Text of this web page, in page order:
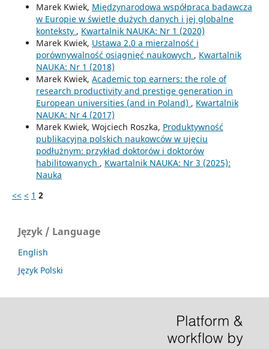
Marek Kwiek, Międzynarodowa współpraca badawcza
w Europie w świetle dużych danych i jej globalne
konteksty , Kwartalnik NAUKA: Nr 1 (2020)
Marek Kwiek, Ustawa 2.0 a mierzalność i
porównywalność osiągnięć naukowych , Kwartalnik
NAUKA: Nr 1 (2018)
Marek Kwiek, Academic top earners: the role of
research productivity and prestige generation in
European universities (and in Poland) , Kwartalnik
NAUKA: Nr 4 (2017)
Marek Kwiek, Wojciech Roszka, Produktywność
publikacyjna polskich naukowców w ujęciu
podłużnym: przykład doktorów i doktorów
habilitowanych , Kwartalnik NAUKA: Nr 3 (2025):
Nauka
<< < 1 2
Język / Language
English
Język Polski